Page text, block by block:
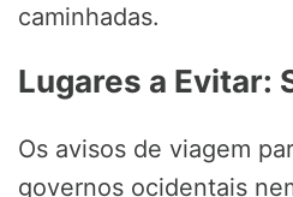
caminhadas.
Lugares a Evitar:
Os avisos de viagem
governos ocidentais